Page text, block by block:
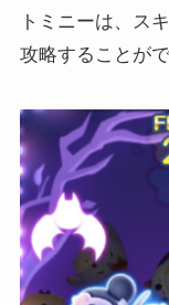
トミニーは、ス
攻略することがで